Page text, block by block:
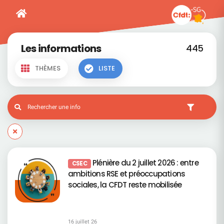
Les informations 445
THÈMES LISTE
CSEC Plénière du 2 juillet 2026 : entre
ambitions RSE et préoccupations
sociales, la CFDT reste mobilisée
16 juillet 26